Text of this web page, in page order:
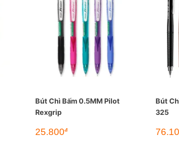
Bút Chì Bấm 0.5MM Pilot
Rexgrip
25.800đ
Bút
325